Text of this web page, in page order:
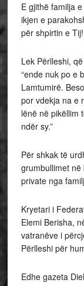
E gjithë familja
ikjen e
për shpirtin e Tij!
Lek Përlleshi,
“ende nuk po e
Lamtumirë.
por vdekja na e
lënë në pikëllim
ndër sy.”
Për shkak të
grumbullimet
private nga
Kryetari i
Elemi Berisha,
vatranëve i
Përlleshi për
Edhe gazeta